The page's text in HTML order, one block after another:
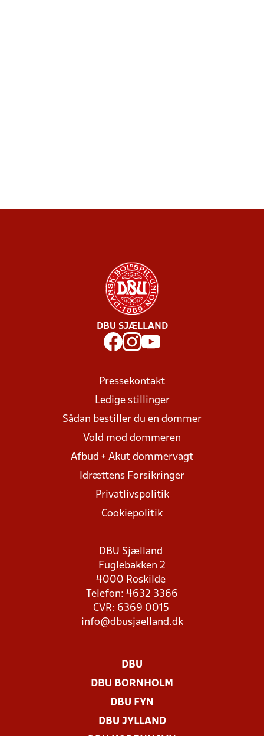
DBU SJÆLLAND
Pressekontakt
Ledige stillinger
Sådan bestiller du en dommer
Vold mod dommeren
Afbud + Akut dommervagt
Idrættens Forsikringer
Privatlivspolitik
Cookiepolitik
DBU Sjælland
Fuglebakken 2
4000 Roskilde
Telefon: 4632 3366
CVR: 6369 0015
info@dbusjaelland.dk
DBU
DBU BORNHOLM
DBU FYN
DBU JYLLAND